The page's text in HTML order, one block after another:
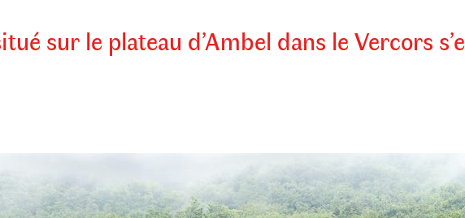
sur le plateau d’Ambel dans le Vercors